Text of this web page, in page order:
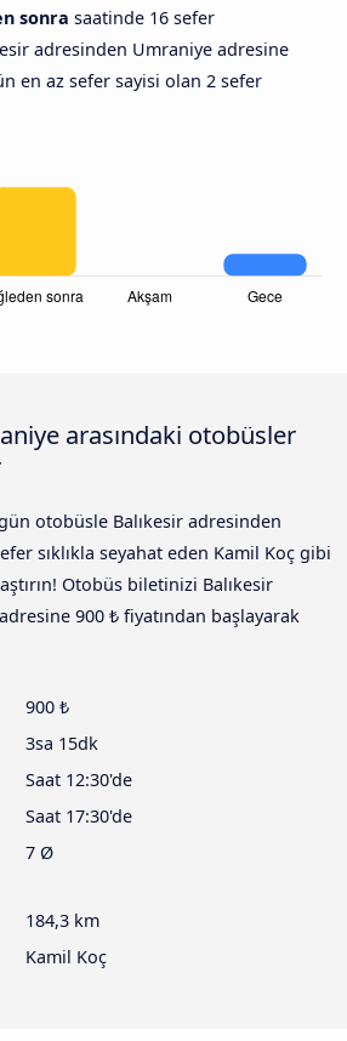
sonra saatinde 16 sefer
adresinden Umraniye adresine
en az sefer sayisi olan 2 sefer
arasındaki otobüsler
otobüsle Balıkesir adresinden
sıklıkla seyahat eden Kamil Koç gibi
Otobüs biletinizi Balıkesir
900 ₺ fiyatından başlayarak
900 ₺
3sa 15dk
Saat 12:30'de
Saat 17:30'de
7 Ø
184,3 km
Kamil Koç